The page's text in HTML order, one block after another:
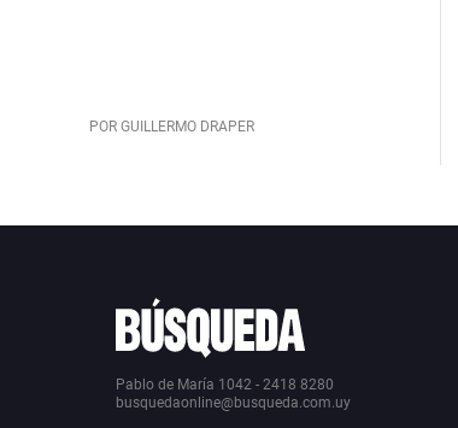
POR GUILLERMO DRAPER
Pablo de María 1042 - 2418 8280
busquedaonline@busqueda.com.uy